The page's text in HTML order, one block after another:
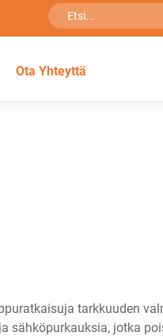
Ota Yhteyttä
tarkkuuden
sähköpurkauksia, jotka